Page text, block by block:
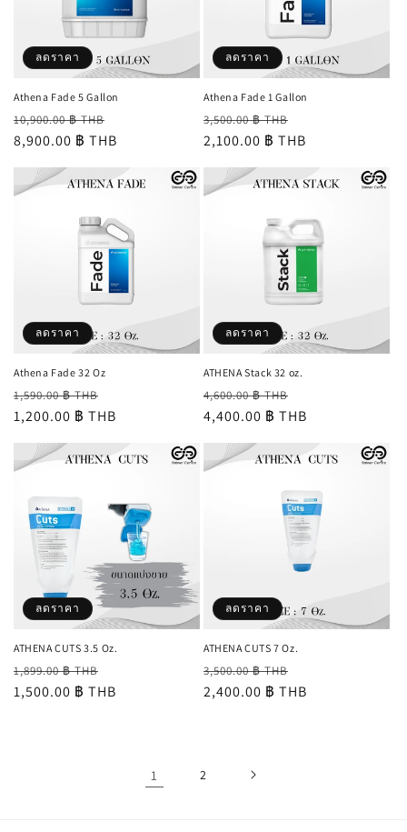
ลดราคา
Athena Fade 5 Gallon
ราคา
ปกติ
10,900.00 ฿ THB
โปรโมชัน
8,900.00 ฿ THB
ลดราคา
Athena Fade 1 Gallon
ราคา
ปกติ
3,500.00 ฿ THB
โปรโมชัน
2,100.00 ฿ THB
ลดราคา
Athena Fade 32 Oz
ราคา
ปกติ
1,590.00 ฿ THB
โปรโมชัน
1,200.00 ฿ THB
ลดราคา
ATHENA Stack 32 oz.
ราคา
ปกติ
4,600.00 ฿ THB
โปรโมชัน
4,400.00 ฿ THB
ลดราคา
ATHENA CUTS 3.5 Oz.
ราคา
ปกติ
1,899.00 ฿ THB
โปรโมชัน
1,500.00 ฿ THB
ลดราคา
ATHENA CUTS 7 Oz.
ราคา
ปกติ
3,500.00 ฿ THB
โปรโมชัน
2,400.00 ฿ THB
1 2